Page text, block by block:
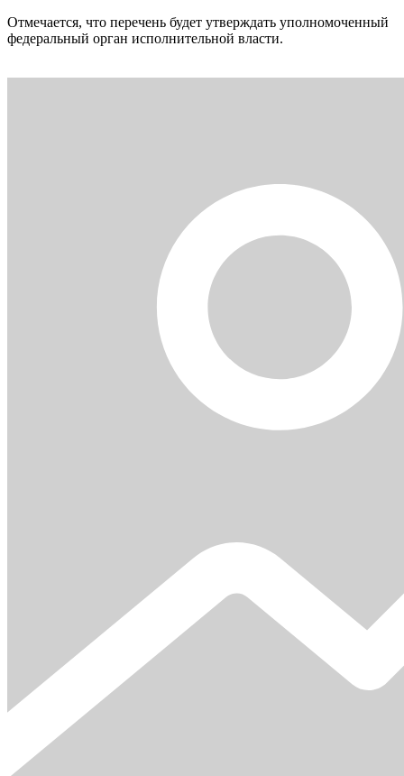
Отмечается, что перечень будет утверждать уполномоченный
федеральный орган исполнительной власти.